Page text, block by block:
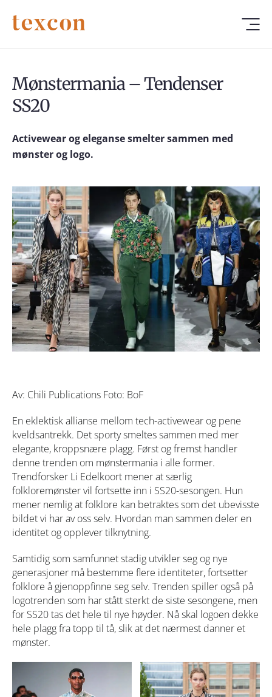
Mønstermania – Tendenser
SS20
Activewear og eleganse smelter sammen med
mønster og logo.
Av: Chili Publications Foto: BoF
En eklektisk allianse mellom tech-activewear og pene
kveldsantrekk. Det sporty smeltes sammen med mer
elegante, kroppsnære plagg. Først og fremst handler
denne trenden om mønstermania i alle former.
Trendforsker Li Edelkoort mener at særlig
folkloremønster vil fortsette inn i SS20-sesongen. Hun
mener nemlig at folklore kan betraktes som det ubevisste
bildet vi har av oss selv. Hvordan man sammen deler en
identitet og opplever tilknytning.
Samtidig som samfunnet stadig utvikler seg og nye
generasjoner må bestemme flere identiteter, fortsetter
folklore å gjenoppfinne seg selv. Trenden spiller også på
logotrenden som har stått sterkt de siste sesongene, men
for SS20 tas det hele til nye høyder. Nå skal logoen dekke
hele plagg fra topp til tå, slik at det nærmest danner et
mønster.